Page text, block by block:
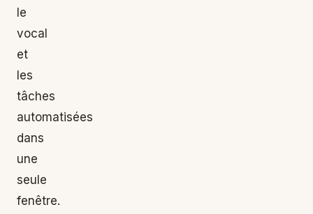
le
vocal
et
les
tâches
automatisées
dans
une
seule
fenêtre.